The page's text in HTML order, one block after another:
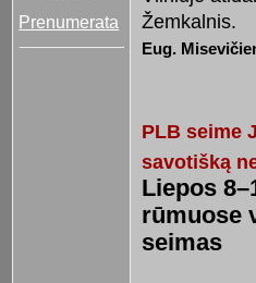
Prenumerata
Žemkalnis.
Eug.
PLB seime
savotišką
Liepos
rūmuose
seimas